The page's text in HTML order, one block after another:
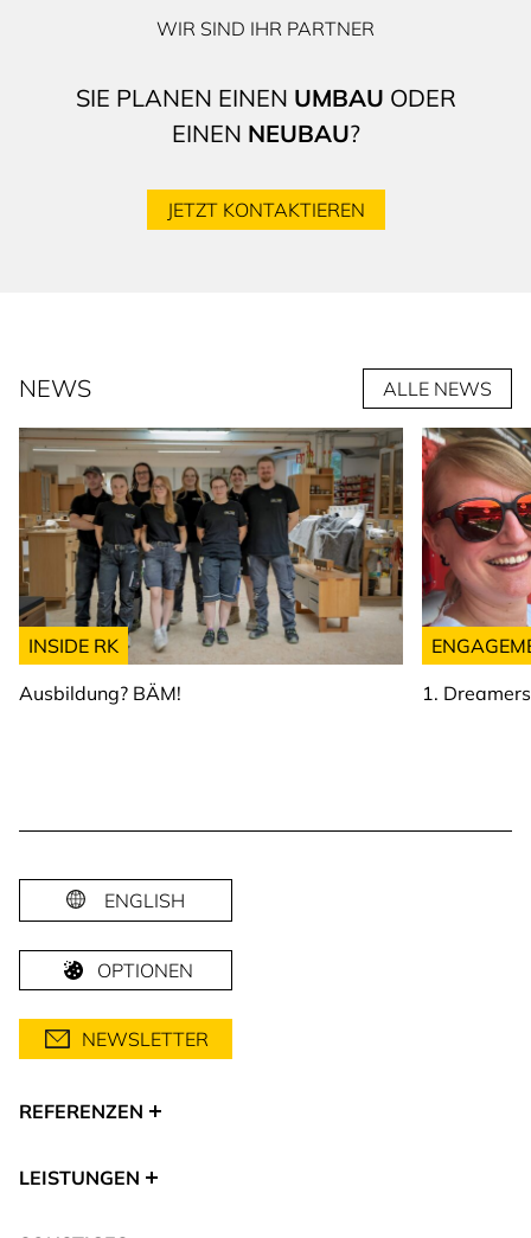
WIR SIND IHR PARTNER
SIE PLANEN EINEN UMBAU ODER
EINEN NEUBAU?
JETZT KONTAKTIEREN
NEWS ALLE NEWS
INSIDE RK
Ausbildung? BÄM!
1.
ENGLISH
OPTIONEN
NEWSLETTER
REFERENZEN
LEISTUNGEN